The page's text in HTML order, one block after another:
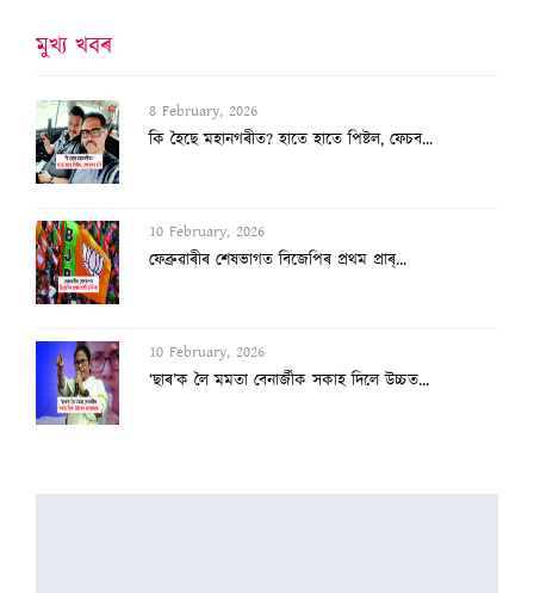
মুখ্য খবৰ
8 February, 2026
কি হৈছে মহানগৰীত? হাতে হাতে পিষ্টল, ফেচব...
10 February, 2026
ফেব্ৰুৱাৰীৰ শেষভাগত বিজেপিৰ প্ৰথম প্ৰাৰ্...
10 February, 2026
‘ছাৰ’ক লৈ মমতা বেনাৰ্জীক সকাহ দিলে উচ্চত...
পলাশবাৰীত হেমাংগৰ ঠাইত বিজয়া-কন্যা বা ৰম...